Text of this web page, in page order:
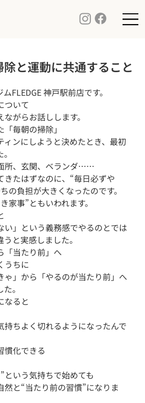
と運動に共通すること
FLEDGE 神戸駅前店です。
ついて
がらお話しします。
毎朝の掃除」
ィンにしようと決めたとき、最初
所、玄関、ベランダ……
きたはずなのに、“毎日必ずや
の負担が大きくなったのです。
家事”ともいわれます。
い」という義務感でやるのとでは
と実感しました。
「当たり前」へ
うちに
ゃ」から「やるのが当たり前」へ
。
なると
持ちよく切れるようになったんで
慣化できる
という気持ちで始めても
然と“当たり前の習慣”になりま